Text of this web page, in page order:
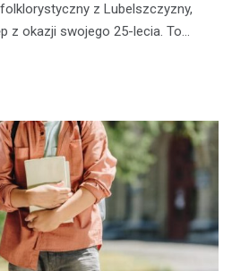
z Lubelszczyzny,
z okazji swojego 25-lecia. To…